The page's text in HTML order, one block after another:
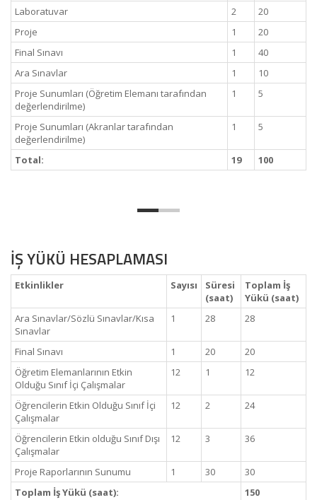
Laboratuvar
2
20
Proje
1
20
Final Sınavı
1
40
Ara Sınavlar
1
10
Proje Sunumları (Öğretim Elemanı tarafından
değerlendirilme)
1 5
Proje Sunumları (Akranlar tarafından
değerlendirilme)
1 5
Total: 19 100
İŞ YÜKÜ HESAPLAMASI
Etkinlikler Sayısı
Süresi
(saat)
Toplam İş
Yükü (saat)
Ara Sınavlar/Sözlü Sınavlar/Kısa
Sınavlar
1 28 28
Final Sınavı 1 20
20
Öğretim Elemanlarının Etkin
Olduğu Sınıf İçi Çalışmalar
12 1 12
Öğrencilerin Etkin Olduğu Sınıf İçi
Çalışmalar
12 2 24
Öğrencilerin Etkin olduğu Sınıf Dışı
Çalışmalar
12 3 36
Proje Raporlarının Sunumu 1 30
30
Toplam İş Yükü (saat):
150